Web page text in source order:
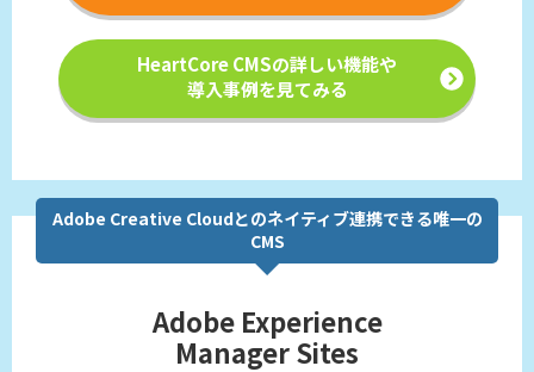
HeartCore CMSの詳しい機能や
導入事例を見てみる
Adobe Creative Cloudとのネイティブ連携できる唯一の
CMS
Adobe Experience
Manager Sites